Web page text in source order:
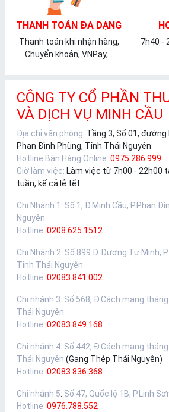
THANH TOÁN ĐA DẠNG
Thanh toán khi nhận hàng,
Chuyển khoản, VNPay,...
7h40 -
CÔNG TY CỔ PHẦN
VÀ DỊCH VỤ MINH CẦU
Địa chỉ văn phòng: Tầng 3, Số 01,
Phan Đình Phùng, Tỉnh Thái Nguyên
Hotline Bán Hàng Online: 0975.286.999
Giờ làm việc: Làm việc từ 7h00 - 22h00
tuần, kể cả lễ tết.
Chi Nhánh 1 : Số 1, Đ.Minh Cầu, P.Phan
Nguyên
Hotline: 0208.625.1512
Chi Nhánh 2: Số 899 Đ. Dương Tự Minh,
Tỉnh Thái Nguyên
Hotline: 02083.841.002
Chi nhánh 3: Số 568, Đ.Cách mạng tháng
Thái Nguyên
Hotline: 02083.849.168
Chi nhánh 4: Số 442, Đ.Cách mạng
Thái Nguyên (Gang Thép Thái Nguyên)
Hotline: 02083.836.368
Chi nhánh 5: Số 47, Quốc lộ 1B, P.Linh
Hotline: 0976.788.552